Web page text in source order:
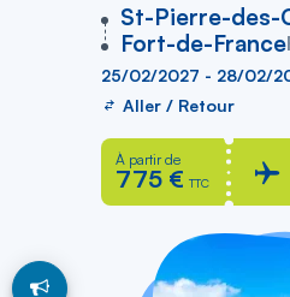
St-Pierre-des-
vers
Fort-de-France
25/02/2027 - 28/02/
Aller / Retour
À partir de
775 € TTC